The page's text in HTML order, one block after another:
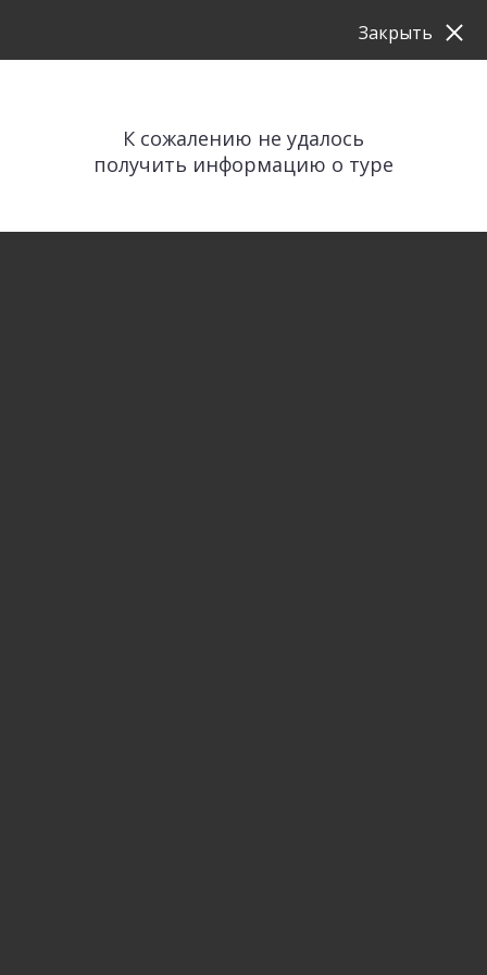
К сожалению не удалось
получить информацию о туре
Закрыть